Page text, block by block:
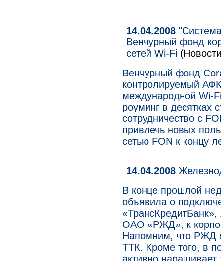
14.04.2008
Венчурный фонд
сетей Wi-Fi
Венчурный фонд
контролируемый
международной Wi-
роуминг в десятках
сотрудничество с
привлечь новых
сетью FON к концу
14.04.2008
В конце прошлой
объявила о
ОАО «РЖД», к
Напомним, что РЖД
ТТК. Кроме того, в
активно наращивает